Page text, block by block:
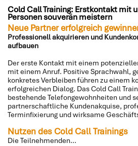
Cold Call Training: Erstkontakt mit
Personen souverän meistern
Neue Partner erfolgreich
Professionell akquirieren und
aufbauen
Der erste Kontakt mit einem
mit einem Anruf. Positive Sprachwahl,
konkretes Verbleiben führen zu einem
erfolgreichen Dialog. Das Cold Call
bestehende Telefongewohnheiten und
partnerschaftliche Kundenakquise,
Terminfixierung und wirksame
Nutzen des Cold Call Trainings
Die Teilnehmenden...